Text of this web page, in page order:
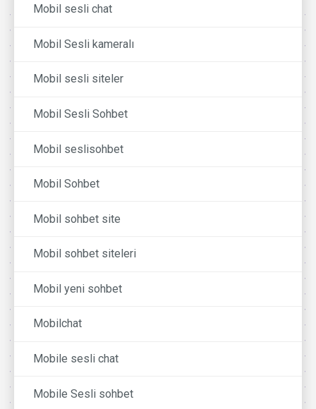
Mobil sesli chat
Mobil Sesli kameralı
Mobil sesli siteler
Mobil Sesli Sohbet
Mobil seslisohbet
Mobil Sohbet
Mobil sohbet site
Mobil sohbet siteleri
Mobil yeni sohbet
Mobilchat
Mobile sesli chat
Mobile Sesli sohbet